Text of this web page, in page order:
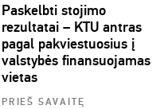
Paskelbti stojimo
rezultatai – KTU antras
pagal pakviestuosius į
valstybės finansuojamas
vietas
PRIEŠ SAVAITĘ